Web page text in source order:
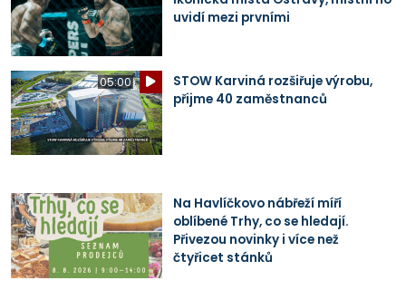
uvidí mezi prvními
05:00
STOW Karviná rozšiřuje výrobu,
přijme 40 zaměstnanců
Na Havlíčkovo nábřeží míří
oblíbené Trhy, co se hledají.
Přivezou novinky i více než
čtyřicet stánků